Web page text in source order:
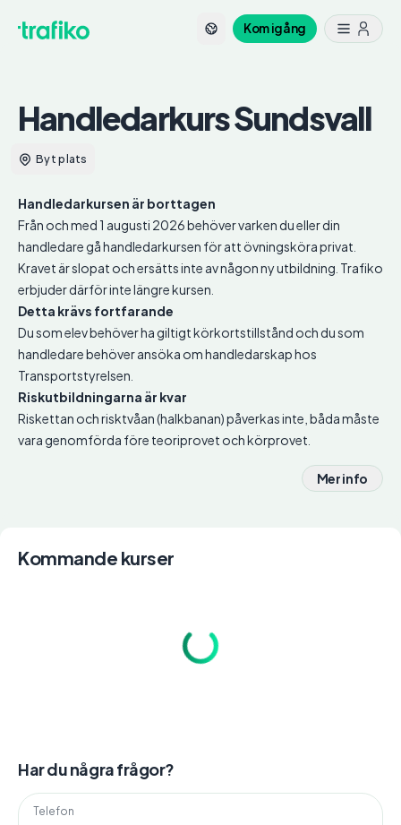
Kom igång
HandledarkursSundsvall
Byt plats
Handledarkursen är borttagen
Från och med 1 augusti 2026 behöver varken du eller din
handledare gå handledarkursen för att övningsköra privat.
Kravet är slopat och ersätts inte av någon ny utbildning. Trafiko
erbjuder därför inte längre kursen.
Detta krävs fortfarande
Du som elev behöver ha giltigt körkortstillstånd och du som
handledare behöver ansöka om handledarskap hos
Transportstyrelsen.
Riskutbildningarna är kvar
Riskettan och risktvåan (halkbanan) påverkas inte, båda måste
vara genomförda före teoriprovet och körprovet.
Mer info
Kommande kurser
Har du några frågor?
Telefon